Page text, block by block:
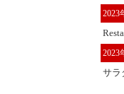
2023
2023
サラ